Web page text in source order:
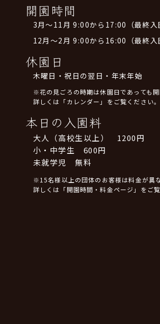
開園時間
3月～11月 9:00から17:00（最終入
12月～2月 9:00から16:00（最終入
休園日
木曜日・祝日の翌日・年末年始
※花の見ごろの時期は休園日であっても開
詳しくは「カレンダー」をご覧ください。
本日の入園料
大人（高校生以上） 1200円
小・中学生 600円
未就学児 無料
※15名様以上の団体のお客様は料金が異
詳しくは「開園時間・料金ページ」をご覧